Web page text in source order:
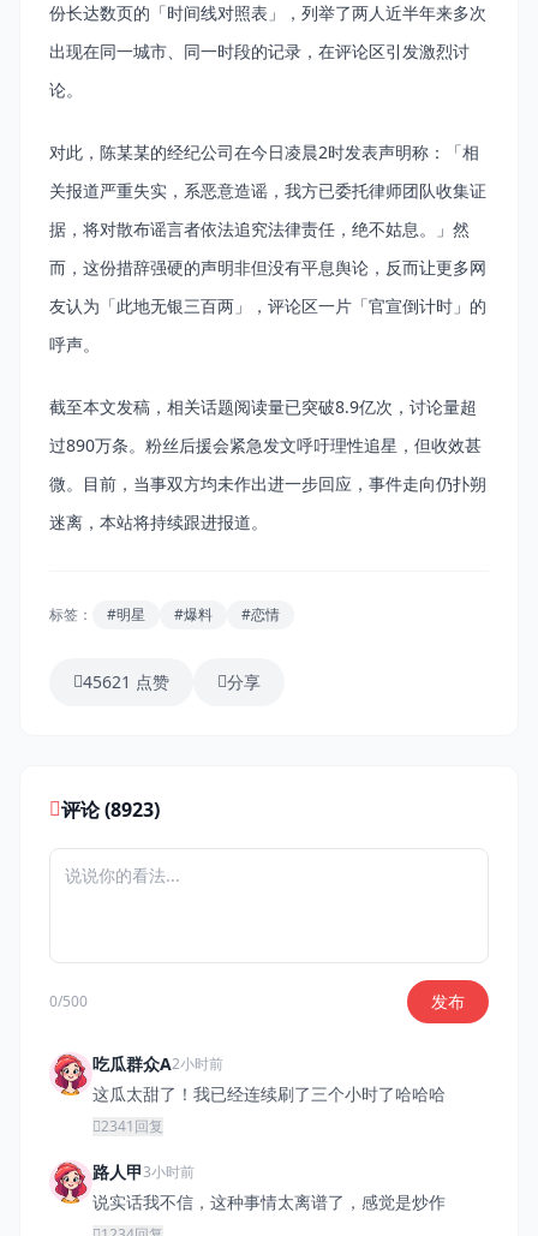
份长达数页的「时间线对照表」，列举了两人近半年来多次
出现在同一城市、同一时段的记录，在评论区引发激烈讨
论。
对此，陈某某的经纪公司在今日凌晨2时发表声明称：「相
关报道严重失实，系恶意造谣，我方已委托律师团队收集证
据，将对散布谣言者依法追究法律责任，绝不姑息。」然
而，这份措辞强硬的声明非但没有平息舆论，反而让更多网
友认为「此地无银三百两」，评论区一片「官宣倒计时」的
呼声。
截至本文发稿，相关话题阅读量已突破8.9亿次，讨论量超
过890万条。粉丝后援会紧急发文呼吁理性追星，但收效甚
微。目前，当事双方均未作出进一步回应，事件走向仍扑朔
迷离，本站将持续跟进报道。
标签： #明星 #爆料 #恋情
45621 点赞 分享
评论 (8923)
0/500 发布
吃瓜群众A2小时前
这瓜太甜了！我已经连续刷了三个小时了哈哈哈
2341 回复
路人甲3小时前
说实话我不信，这种事情太离谱了，感觉是炒作